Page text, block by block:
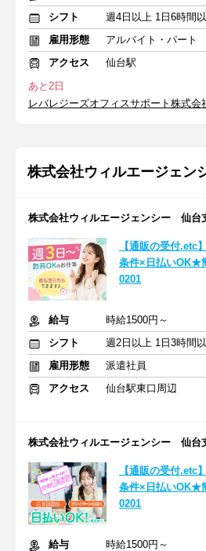
シフト
週4日以上 1日6時間
雇用形態
アルバイト・パート
アクセス
仙台駅
あと2日
レバレジーズオフィスサポート株式会
株式会社ウィルエージェ
株式会社ウィルエージェンシー 仙台
【通販の受付.etc
条件×日払いOK★
0201
給与
時給1500円～
シフト
週2日以上 1日3時間
雇用形態
派遣社員
アクセス
仙台駅東口周辺
株式会社ウィルエージェンシー 仙台
【通販の受付.etc
条件×日払いOK★
0201
給与
時給1500円～